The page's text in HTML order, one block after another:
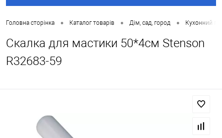
Головна сторінка • Каталог товарів • Дім, сад, город • Кухонний
Скалка для мастики 50*4см Stenson
R32683-59